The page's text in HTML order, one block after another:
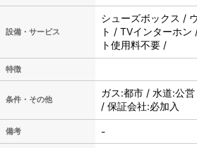
設備・サービス
シューズボックス /
ト / TVインターホ
ト使用料不要 /
特徴
条件・その他
ガス:都市 / 水道:公
/ 保証会社:必加入
備考 -